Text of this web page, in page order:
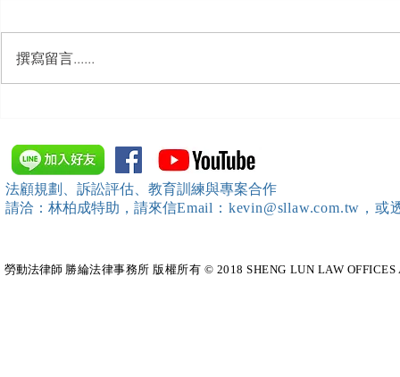
訓練）課程，邀請本所所長 邱
靖棠律師 擔任講師
撰寫留言......
法顧規劃、訴訟評估、教育訓練與專案合作
請洽：林柏成特助 ，請來信Email：kevin@sllaw.com.tw，
勞動法律師​ 勝綸法律事務所 版權所有 © 2018 SHENG LUN LAW